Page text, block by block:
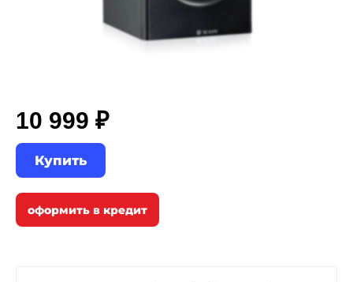
10 999 ₽
Купить